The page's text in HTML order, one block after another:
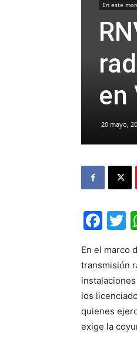
En este
en
20 mayo,
En el marco
transmisión
los
quienes
exige la